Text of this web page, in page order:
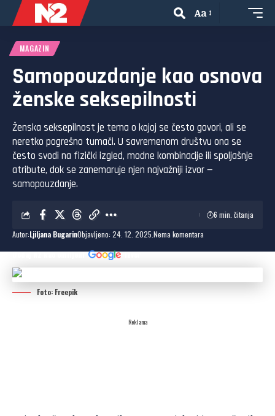
Aa
MAGAZIN
Samopouzdanje kao osnova
ženske seksepilnosti
Ženska seksepilnost je tema o kojoj se često govori, ali se
neretko pogrešno tumači. U savremenom društvu ona se
često svodi na fizički izgled, modne kombinacije ili spoljašnje
atribute, dok se zanemaruje njen najvažniji izvor —
samopouzdanje.
Autor:Ljiljana BugarinObjavljeno: 24. 12. 2025. Nema komentara
6 min. čitanja
Dodaj N2 kao omiljeni izvor
Foto: Freepik
Reklama